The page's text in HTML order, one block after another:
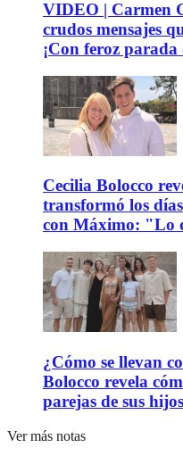
VIDEO | Carmen
crudos mensajes
¡Con feroz parada
Cecilia Bolocco
transformó los
con Máximo: "Lo
¿Cómo se llevan
Bolocco revela
parejas de sus
Ver más notas